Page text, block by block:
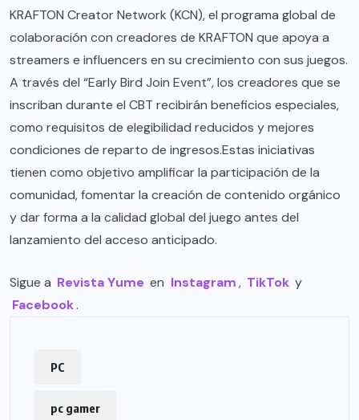
KRAFTON Creator Network (KCN), el programa global de
colaboración con creadores de KRAFTON que apoya a
streamers e influencers en su crecimiento con sus juegos.
A través del “Early Bird Join Event”, los creadores que se
inscriban durante el CBT recibirán beneficios especiales,
como requisitos de elegibilidad reducidos y mejores
condiciones de reparto de ingresos.Estas iniciativas
tienen como objetivo amplificar la participación de la
comunidad, fomentar la creación de contenido orgánico
y dar forma a la calidad global del juego antes del
lanzamiento del acceso anticipado.
Sigue a Revista Yume en Instagram, TikTok y
Facebook.
PC
pc gamer